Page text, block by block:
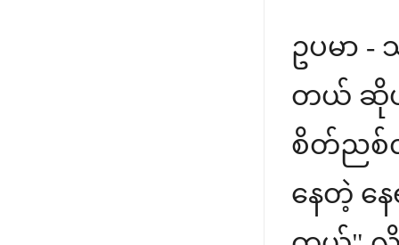
ဥပမာ
တယ် ဆိုပ
စိတ်ညစ်လို
နေတဲ့ န